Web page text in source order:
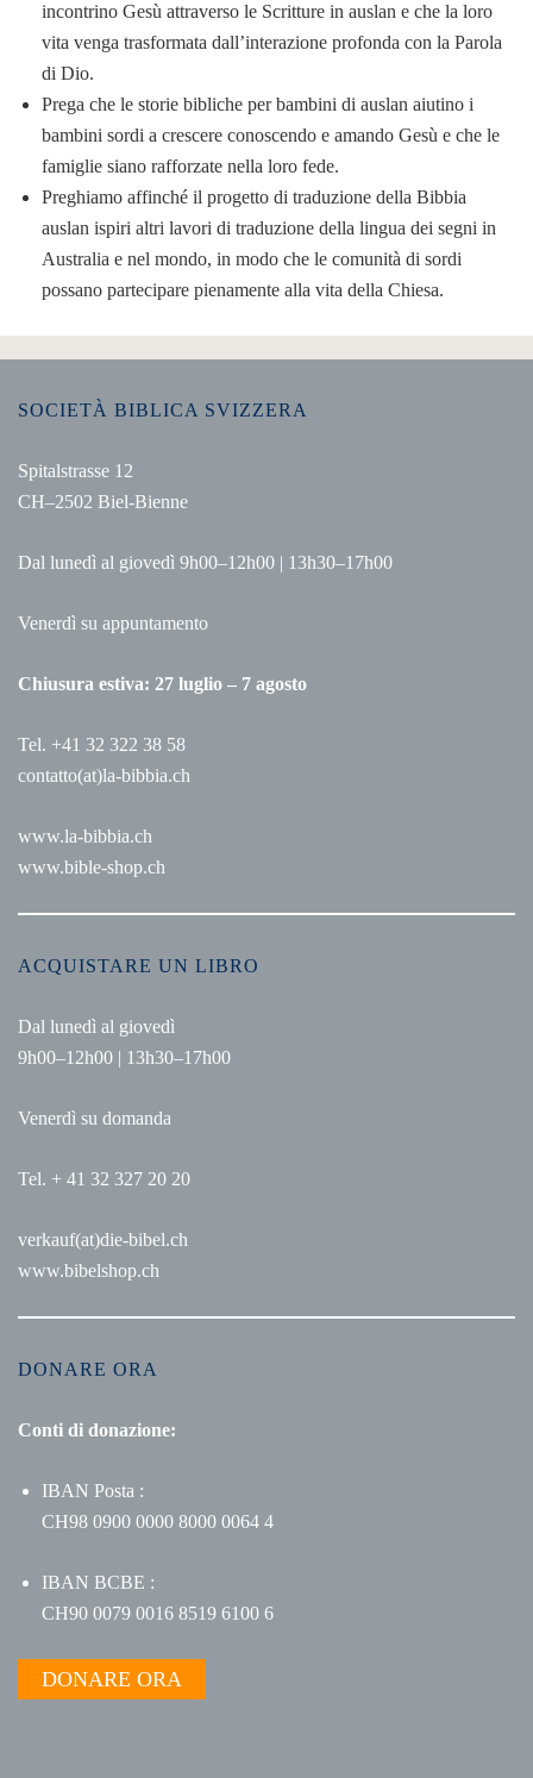
incontrino Gesù attraverso le Scritture in auslan e che la loro
vita venga trasformata dall’interazione profonda con la Parola
di Dio.
Prega che le storie bibliche per bambini di auslan aiutino i
bambini sordi a crescere conoscendo e amando Gesù e che le
famiglie siano rafforzate nella loro fede.
Preghiamo affinché il progetto di traduzione della Bibbia
auslan ispiri altri lavori di traduzione della lingua dei segni in
Australia e nel mondo, in modo che le comunità di sordi
possano partecipare pienamente alla vita della Chiesa.
SOCIETÀ BIBLICA SVIZZERA
Spitalstrasse 12
CH–2502 Biel-Bienne
Dal lunedì al giovedì 9h00–12h00 | 13h30–17h00
Venerdì su appuntamento
Chiusura estiva: 27 luglio – 7 agosto
Tel. +41 32 322 38 58
contatto(at)la-bibbia.ch
www.la-bibbia.ch
www.bible-shop.ch
ACQUISTARE UN LIBRO
Dal lunedì al giovedì
9h00–12h00 | 13h30–17h00
Venerdì su domanda
Tel. + 41 32 327 20 20
verkauf(at)die-bibel.ch
www.bibelshop.ch
DONARE ORA
Conti di donazione:
IBAN Posta :
CH98 0900 0000 8000 0064 4
IBAN BCBE :
CH90 0079 0016 8519 6100 6
DONARE ORA